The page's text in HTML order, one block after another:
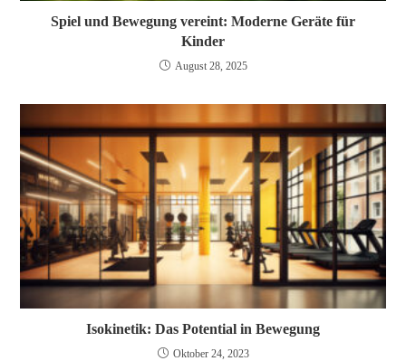
Spiel und Bewegung vereint: Moderne Geräte für
Kinder
August 28, 2025
Isokinetik: Das Potential in Bewegung
Oktober 24, 2023